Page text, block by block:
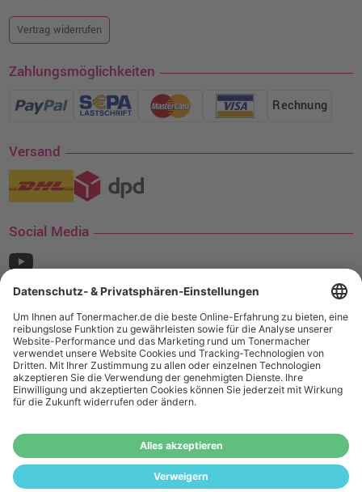
Vertrag widerrufen
Zahlungsmöglichkeiten
Rechnung
Versand
Social Media
¹ Nur gültig für den Versand innerhalb Deutschlands. Befindet sich ein Warenwert
von mindestens 35€ (inkl. Mwst.) an Ampertec Artikeln in Ihrem Warenkorb, ist der
Versand für Sie kostenfrei.
Das Angebot von tonermacher.de richtet sich